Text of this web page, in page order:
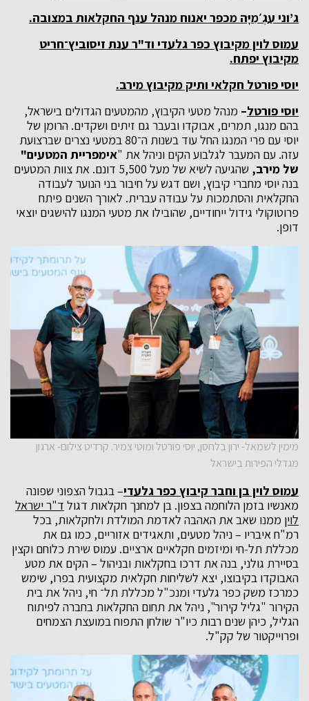
ג’וני עַגְ׳מִיָּה מכפר יאנוח מנהל ענף החקלאות במצובה.
עמוס לוין מקיבוץ כפר גלעדי וד"ר ענת זיסוביץ־חריט
מקיבוץ יפתח.
יוסי פורטל חקלאי ותיק מקיבוץ מירב.
יוסי פורטל– מנהל מטעי הקיבוץ, מהמטעים הגדולים בישראל,
בהם מנגו, תמרים, אבוקדו ובעבר גם זיתים ושקדים. הרומן של
יוסי עם פרי המנגו החל עוד בשנות ה־80 במטעי נצרים שברצועת
עזה. עם המעבר לגלבוע הקים וניהל את "אימפריית המטעים"
של מירב,
שהגיעה לשיא של מעל 5,500 דונם. את צוות המטעים
בנה יוסי מחברי קיבוץ, ושם דגש על חיבור בני הנוער לעבודה
החקלאית והסתמכות על עבודה עברית. לאורך השנים פיתח
פרוטוקולי גידול ייחודיים, שהובילו את מטעי המנגו להישגים יוצאי
דופן.
מימין לשמאל- ירון בלחסן, יוסי פורטל ומוטי צמיר. קרדיט צילום- ארגון
מגדלי הפירות בישראל
עמוס לוין בן וחבר קיבוץ כפר גלעדי– בגבול הצפוני שפונה
מאנשיו בזמן הלוחמה בצפון. בן למחנך חקלאות דגול ד"ר ישראל
לוין ממנו שאב את האהבה לאדמת המולדת ולחקלאות, בכל
רמ"ח איבריו – ניהל מטעים, ותאגידים אזוריים, כמו גם את
מכללת תל-חי ומיזמים חקלאיים ארציים. עמוס שירת כלוחם וקצין
בסיירת גולני, בנה את דרכו בחקלאות ובניהול – הקים את מטע
האבוקדו בקיבוצו, יצא לשליחות חקלאית מקצועית בפרו, שימש
כמרכז משק כפר גלעדי ומנכ"ל מכללת תל־ חי, ניהל את בית
הקירור "גליל קירור", ניהל את תחום החקלאות בחברה לפיתוח
הגליל, כיהן שנים רבות כיו"ר שולחן התפוח במועצת הצמחים
ופרוייקטור של קק"ל.